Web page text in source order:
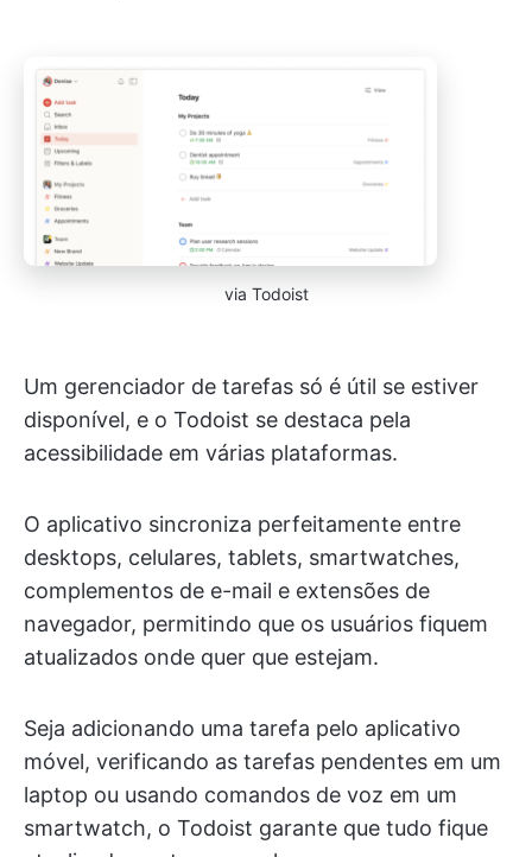
via Todoist
Um gerenciador de tarefas só é útil se estiver
disponível, e o Todoist se destaca pela
acessibilidade em várias plataformas.
O aplicativo sincroniza perfeitamente entre
desktops, celulares, tablets, smartwatches,
complementos de e-mail e extensões de
navegador, permitindo que os usuários fiquem
atualizados onde quer que estejam.
Seja adicionando uma tarefa pelo aplicativo
móvel, verificando as tarefas pendentes em um
laptop ou usando comandos de voz em um
smartwatch, o Todoist garante que tudo fique